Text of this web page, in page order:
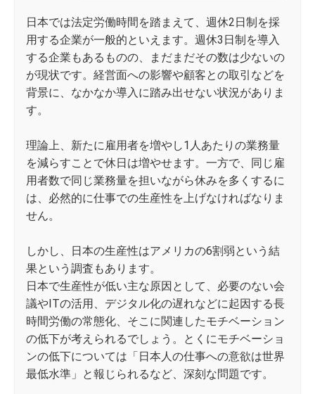
日本では法定労働時間を踏まえて、週休2日制を採
用する企業が一般的といえます。週休3日制を導入
する企業もあるものの、まだまだその数は少ないの
が現状です。経営面への影響や顧客との取引などを
背景に、なかなか導入に踏み出せない状況がありま
す。
理論上、新たに雇用者を増やし1人あたりの業務量
を減らすことで休日は増やせます。一方で、同じ雇
用者数で同じ業務量を担いながら休みを多くするに
は、必然的に仕事での生産性を上げなければなりま
せん。
しかし、日本の生産性はアメリカの6割弱という結
果という調査もあります。
日本で生産性が低い主な原因として、必要のない会
議やITの活用、デジタル化の遅れなどに起因する長
時間労働の常態化、そこに関連したモチベーション
の低下が考えられるでしょう。とくにモチベーショ
ンの低下については「日本人の仕事への意欲は世界
最低水準」と報じられるなど、深刻な問題です。